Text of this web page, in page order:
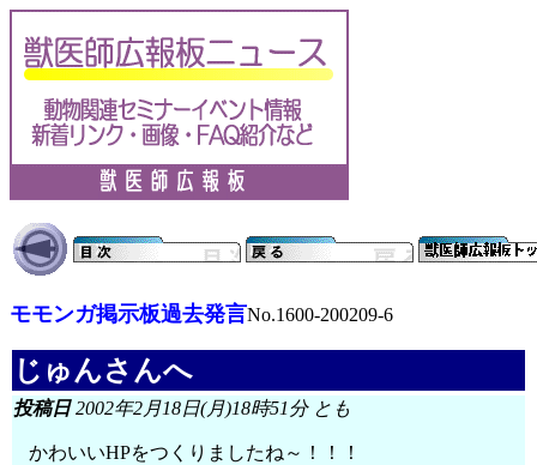
モモンガ掲示板過去発言No.1600-200209-6
じゅんさんへ
投稿日2002年2月18日(月)18時51分 とも
かわいいHPをつくりましたね～！！！